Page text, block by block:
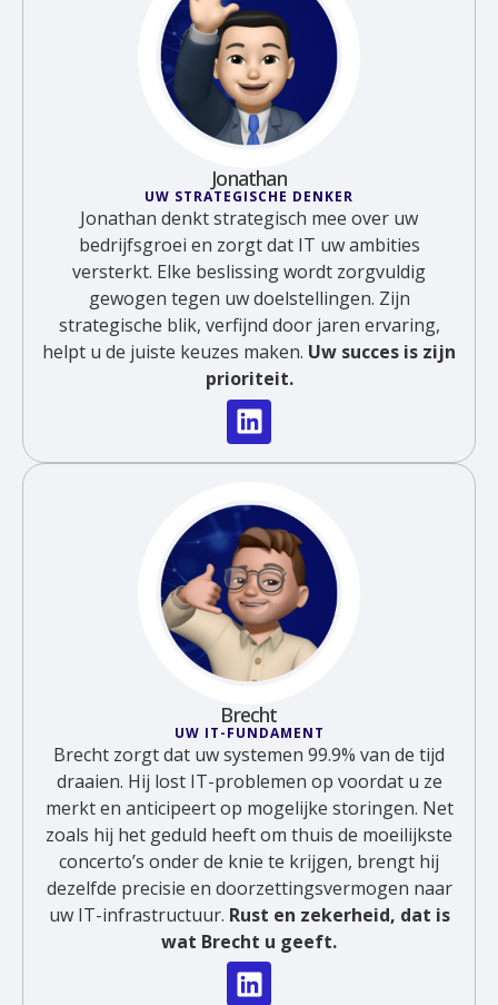
Jonathan
UW STRATEGISCHE DENKER
Jonathan denkt strategisch mee over uw
bedrijfsgroei en zorgt dat IT uw ambities
versterkt. Elke beslissing wordt zorgvuldig
gewogen tegen uw doelstellingen. Zijn
strategische blik, verfijnd door jaren ervaring,
helpt u de juiste keuzes maken. Uw succes is zijn
prioriteit.
Brecht
UW IT-FUNDAMENT
Brecht zorgt dat uw systemen 99.9% van de tijd
draaien. Hij lost IT-problemen op voordat u ze
merkt en anticipeert op mogelijke storingen. Net
zoals hij het geduld heeft om thuis de moeilijkste
concerto’s onder de knie te krijgen, brengt hij
dezelfde precisie en doorzettingsvermogen naar
uw IT-infrastructuur. Rust en zekerheid, dat is
wat Brecht u geeft.